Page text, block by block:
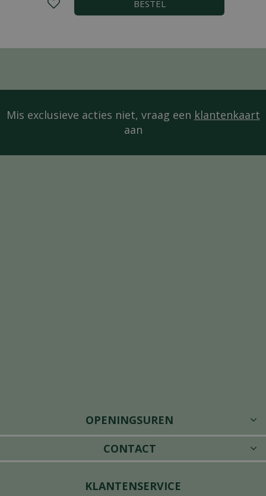
BESTEL
Mis exclusieve acties niet, vraag een klantenkaart
aan
OPENINGSUREN
CONTACT
KLANTENSERVICE